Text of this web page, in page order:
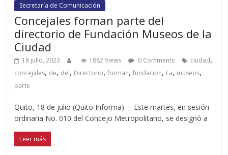
Secretaría de Comunicación
Concejales forman parte del
directorio de Fundación Museos de la
Ciudad
18 julio, 2023 1882 Views 0 Comments ciudad,
concejales, de, del, Directorio,forman,fundacion, La, museos,
parte
Quito, 18 de julio (Quito Informa). – Este martes, en sesión
ordinaria No. 010 del Concejo Metropolitano, se designó a
Leer más